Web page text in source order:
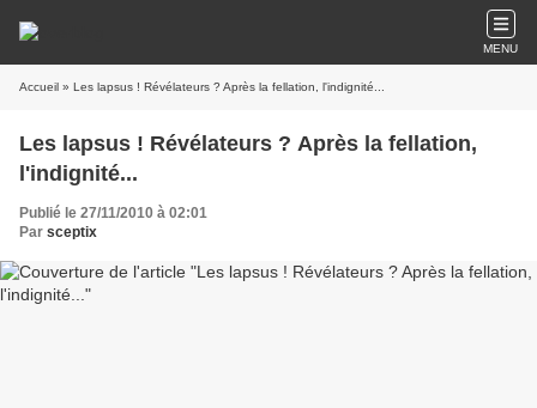
MENU
Accueil » Les lapsus ! Révélateurs ? Après la fellation, l'indignité...
Les lapsus ! Révélateurs ? Après la fellation,
l'indignité...
Publié le 27/11/2010 à 02:01
Par sceptix